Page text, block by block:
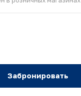
Забронировать